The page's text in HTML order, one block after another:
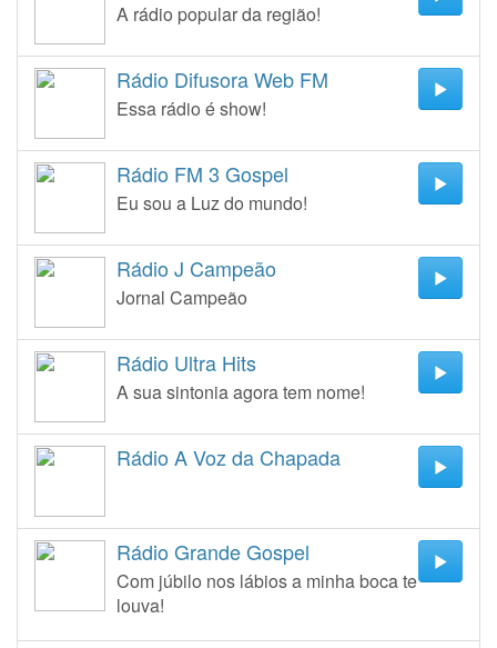
A rádio popular da região!
Rádio Difusora Web FM
Essa rádio é show!
Rádio FM 3 Gospel
Eu sou a Luz do mundo!
Rádio J Campeão
Jornal Campeão
Rádio Ultra Hits
A sua sintonia agora tem nome!
Rádio A Voz da Chapada
Rádio Grande Gospel
Com júbilo nos lábios a minha boca te
louva!